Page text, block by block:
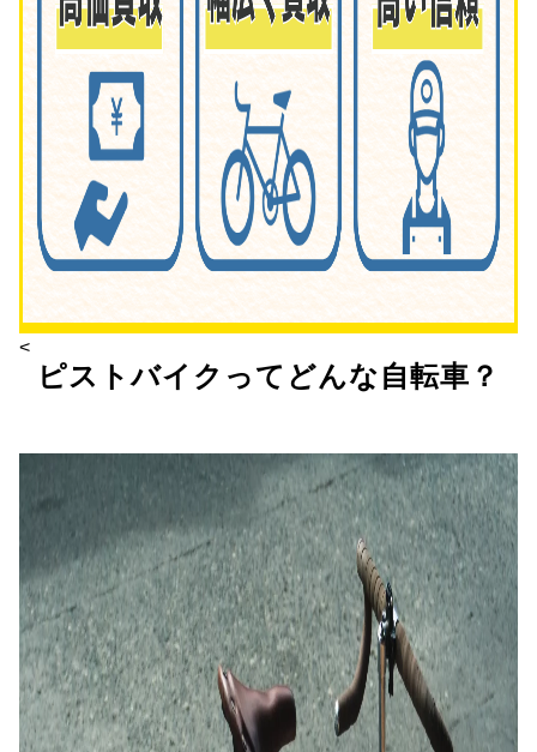
<
ピストバイクってどんな自転車？